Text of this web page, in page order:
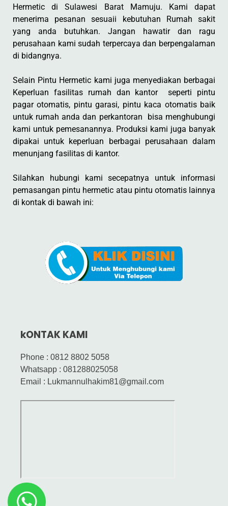
Hermetic di Sulawesi Barat Mamuju. Kami dapat
menerima pesanan sesuaii kebutuhan Rumah sakit
yang anda butuhkan. Jangan hawatir dan ragu
perusahaan kami sudah terpercaya dan berpengalaman
di bidangnya.
Selain Pintu Hermetic kami juga menyediakan berbagai
Keperluan fasilitas rumah dan kantor seperti pintu
pagar otomatis, pintu garasi, pintu kaca otomatis baik
untuk rumah anda dan perkantoran bisa menghubungi
kami untuk pemesanannya. Produksi kami juga banyak
dipakai untuk keperluan berbagai perusahaan dalam
menunjang fasilitas di kantor.
Silahkan hubungi kami secepatnya untuk informasi
pemasangan pintu hermetic atau pintu otomatis lainnya
di kontak di bawah ini:
kONTAK KAMI
Phone : 0812 8802 5058
Whatsapp : 081288025058
Email : Lukmannulhakim81@gmail.com